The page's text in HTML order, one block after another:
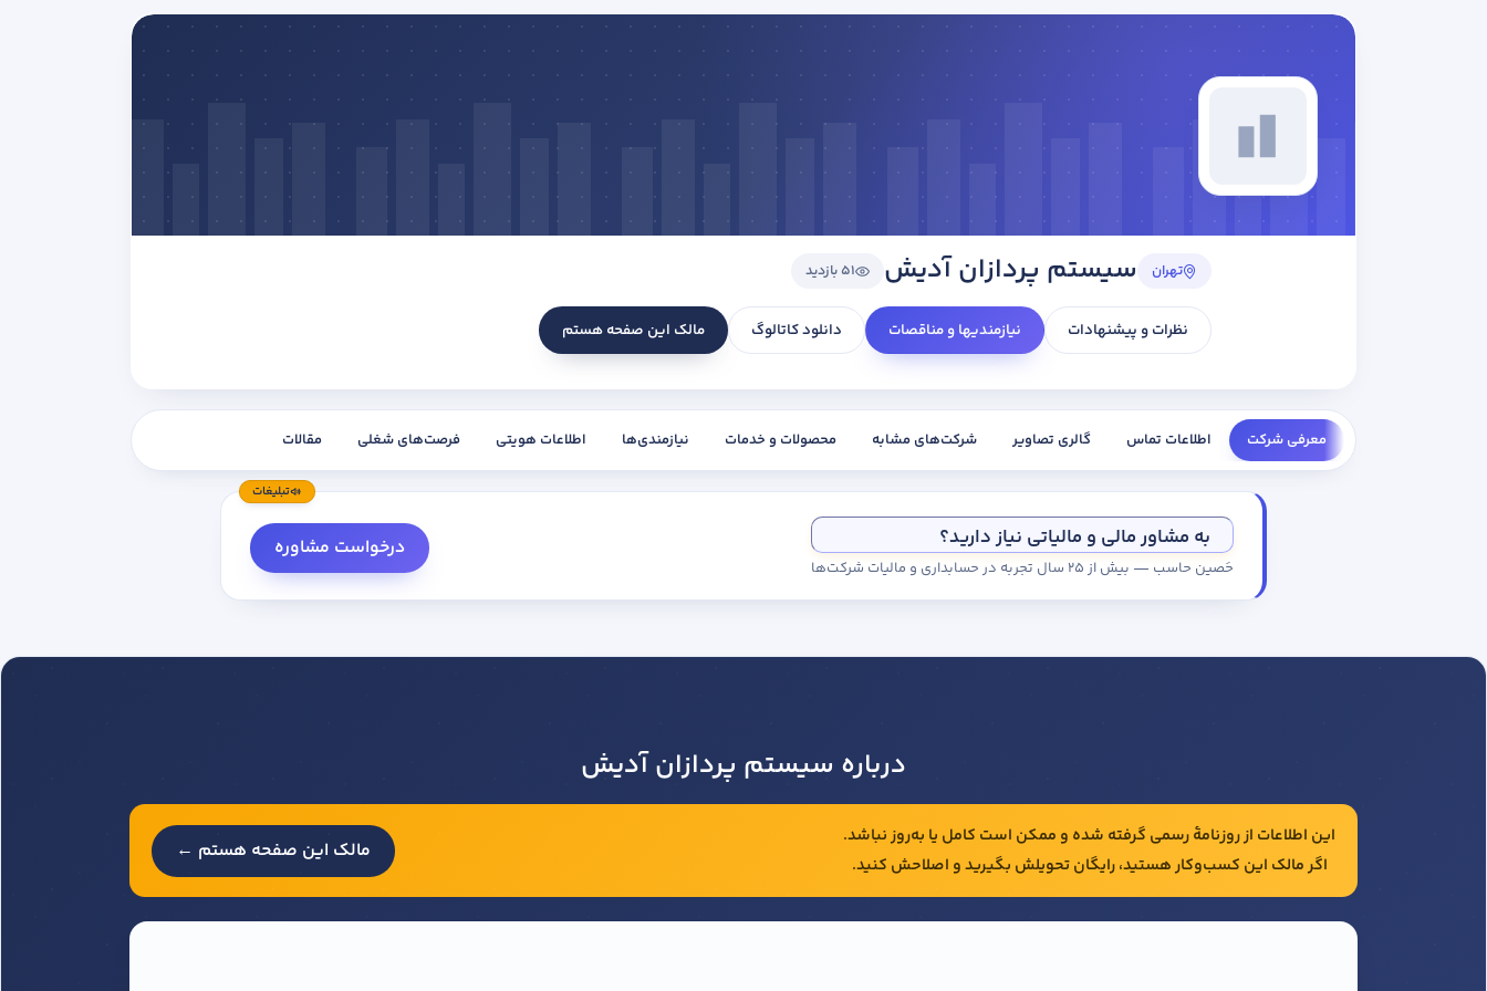
تهران سیستم پردازان آدیش 51 بازدید
نظرات و پیشنهادات نیازمندیها و مناقصات دانلود کاتالوگ مالک این صفحه هستم
معرفی شرکت اطلاعات تماس گالری تصاویر شرکت‌های مشابه محصولات و خدمات نیازمندی‌ها اطلاعات هویتی فرصت‌های شغلی مقالات
تبلیغات
به مشاور مالی و مالیاتی نیاز دارید؟
حَصین حاسب — بیش از ۲۵ سال تجربه در حسابداری و مالیات شرکت‌ها
درخواست مشاوره
درباره سیستم پردازان آدیش
این اطلاعات از روزنامهٔ رسمی گرفته شده و ممکن است کامل یا به‌روز نباشد.
اگر مالک این کسب‌وکار هستید، رایگان تحویلش بگیرید و اصلاحش کنید.
مالک این صفحه هستم ←